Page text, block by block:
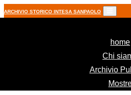
ARCHIVIO STORICO INTESA SANPAOLO
home
Chi
Archivio